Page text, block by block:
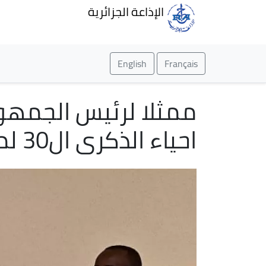
الإذاعة الجزائرية
Français
English
ممثلا لرئيس
احياء الذكرى ال30 لمجازر الابادة الجماعية برواندا